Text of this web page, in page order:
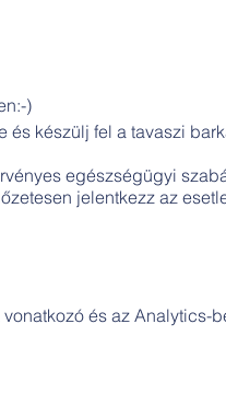
)
és készülj fel a tavaszi
egészségügyi
jelentkezz az
és az Analytics-